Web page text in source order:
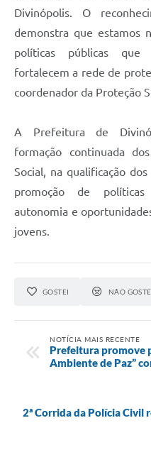
Divinópolis. O
demonstra que estamos
políticas públicas que
fortalecem a rede de
coordenador da Proteção
A Prefeitura de
formação continuada
Social, na qualificação
promoção de
autonomia e
jovens.
GOSTEI NÃO
NOTÍCIA MAIS RECENTE
Prefeitura promove
Ambiente de Paz”
2ª Corrida da Polícia Civil